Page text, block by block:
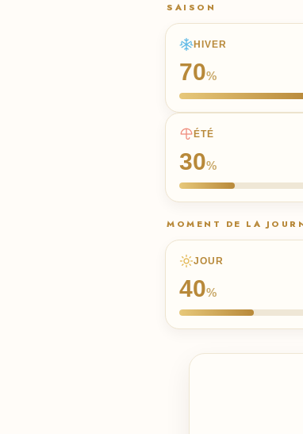
SAISON
HIVER
70%
ÉTÉ
30%
MOMENT DE LA
JOUR
40%